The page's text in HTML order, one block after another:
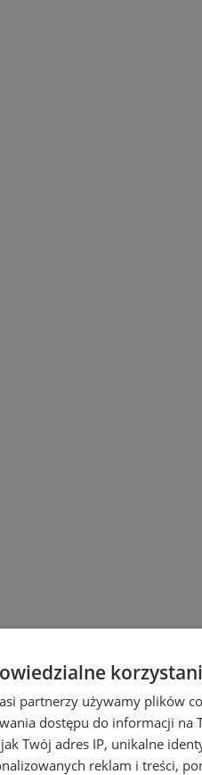
partnerzy używamy plików
dostępu do informacji na
Twój adres IP, unikalne
reklam i treści,